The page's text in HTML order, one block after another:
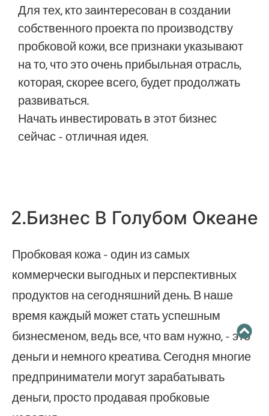
Для тех, кто заинтересован в создании
собственного проекта по производству
пробковой кожи, все признаки указывают
на то, что это очень прибыльная отрасль,
которая, скорее всего, будет продолжать
развиваться.
Начать инвестировать в этот бизнес
сейчас - отличная идея.
2.Бизнес В Голубом Океане
Пробковая кожа - один из самых
коммерчески выгодных и перспективных
продуктов на сегодняшний день. В наше
время каждый может стать успешным
бизнесменом, ведь все, что вам нужно, - это
деньги и немного креатива. Сегодня многие
предприниматели могут зарабатывать
деньги, просто продавая пробковые